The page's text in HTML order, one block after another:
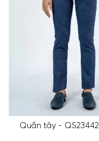
Quần tây - QS23442